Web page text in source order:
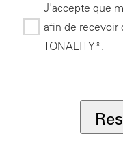
J'accepte que
afin de recevoir
TONALITY*.